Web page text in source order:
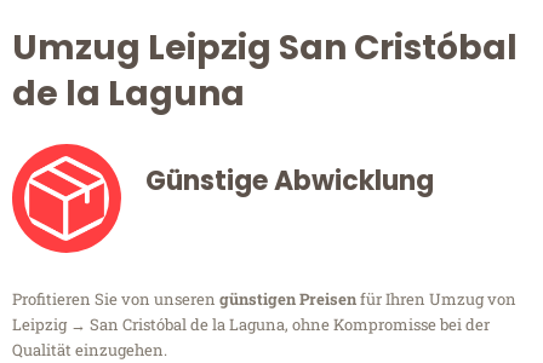
Umzug Leipzig San Cristóbal
de la Laguna
Günstige Abwicklung
Profitieren Sie von unseren günstigen Preisenfür Ihren Umzug von
Leipzig → San Cristóbal de la Laguna, ohne Kompromisse bei der
Qualität einzugehen.